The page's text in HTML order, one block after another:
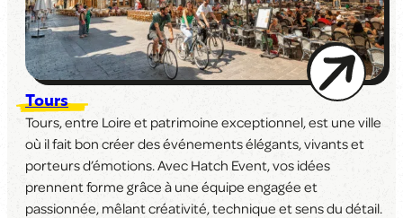
Tours
Tours, entre Loire et patrimoine exceptionnel, est une ville
où il fait bon créer des événements élégants, vivants et
porteurs d’émotions. Avec Hatch Event, vos idées
prennent forme grâce à une équipe engagée et
passionnée, mêlant créativité, technique et sens du détail.